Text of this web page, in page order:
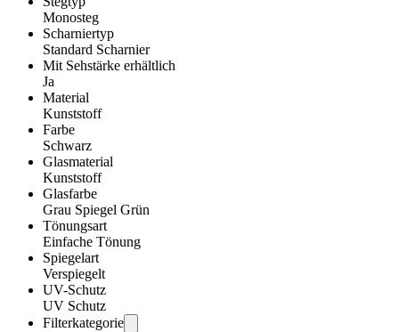
Monosteg
Scharniertyp
Standard Scharnier
Mit Sehstärke erhältlich
Ja
Material
Kunststoff
Farbe
Schwarz
Glasmaterial
Kunststoff
Glasfarbe
Grau Spiegel Grün
Tönungsart
Einfache Tönung
Spiegelart
Verspiegelt
UV-Schutz
UV Schutz
Filterkategorie